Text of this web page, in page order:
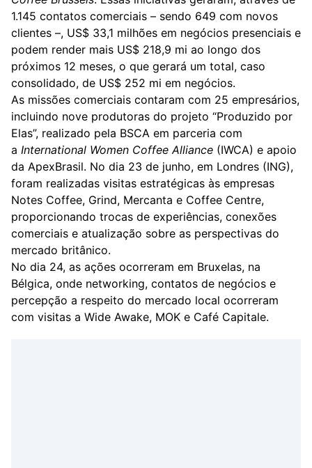
1.145 contatos comerciais – sendo 649 com novos
clientes –, US$ 33,1 milhões em negócios presenciais e
podem render mais US$ 218,9 mi ao longo dos
próximos 12 meses, o que gerará um total, caso
consolidado, de US$ 252 mi em negócios.
As missões comerciais contaram com 25 empresários,
incluindo nove produtoras do projeto “Produzido por
Elas”, realizado pela BSCA em parceria com
a International Women Coffee Alliance (IWCA) e apoio
da ApexBrasil. No dia 23 de junho, em Londres (ING),
foram realizadas visitas estratégicas às empresas
Notes Coffee, Grind, Mercanta e Coffee Centre,
proporcionando trocas de experiências, conexões
comerciais e atualização sobre as perspectivas do
mercado britânico.
No dia 24, as ações ocorreram em Bruxelas, na
Bélgica, onde networking, contatos de negócios e
percepção a respeito do mercado local ocorreram
com visitas a Wide Awake, MOK e Café Capitale.